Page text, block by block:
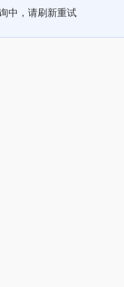
中，请刷新重试